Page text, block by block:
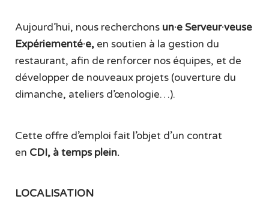
Aujourd’hui, nous recherchons un·e Serveur·veuse
Expériementé·e, en soutien à la gestion du
restaurant, afin de renforcer nos équipes, et de
développer de nouveaux projets (ouverture du
dimanche, ateliers d’œnologie…).
Cette offre d’emploi fait l’objet d’un contrat
en CDI, à temps plein.
LOCALISATION